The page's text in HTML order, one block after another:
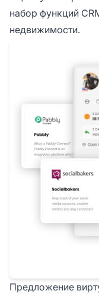
набор функций
недвижимости.
Предложение